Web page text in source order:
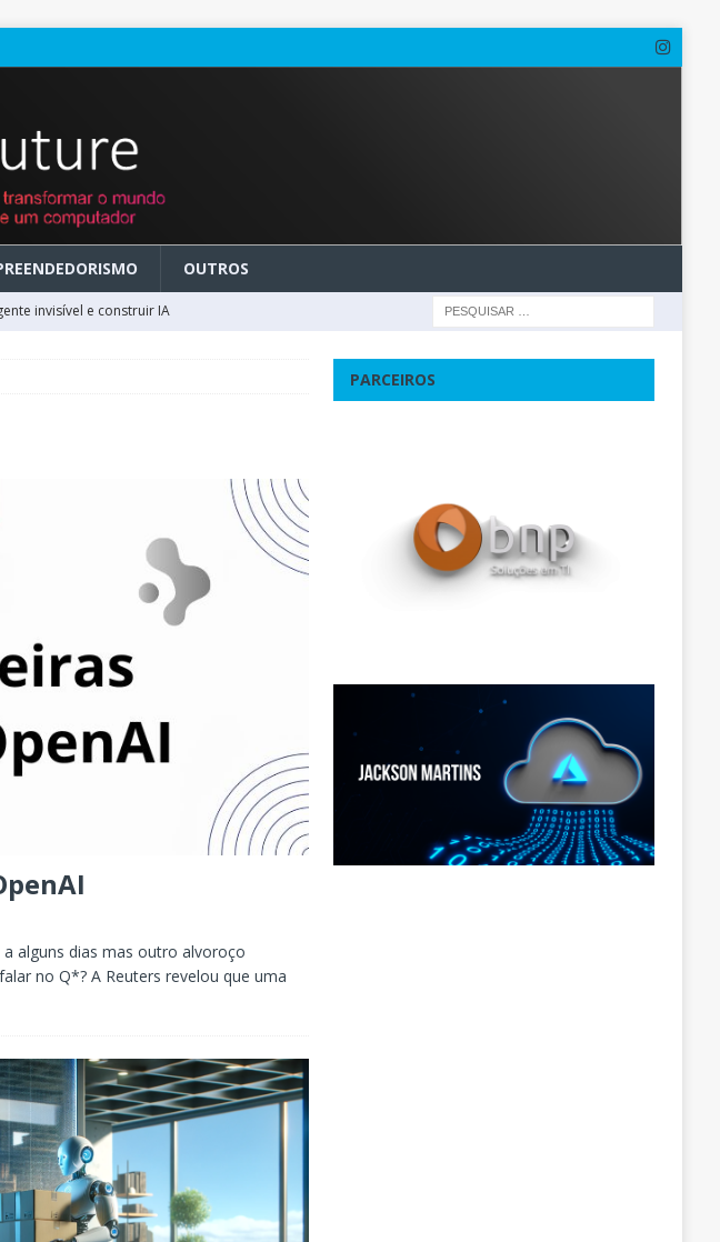
OUTROS
invisível e construir IA
IA em dívida
intenção é melhor do
arquitetura
alguns dias mas outro alvoroço
no Q*? A Reuters revelou que uma
PARCEIROS